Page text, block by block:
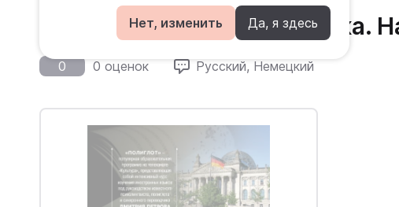
Нет, изменить Да, я здесь
16 уроков Немецкого языка.
0 0 оценок Русский, Немецкий